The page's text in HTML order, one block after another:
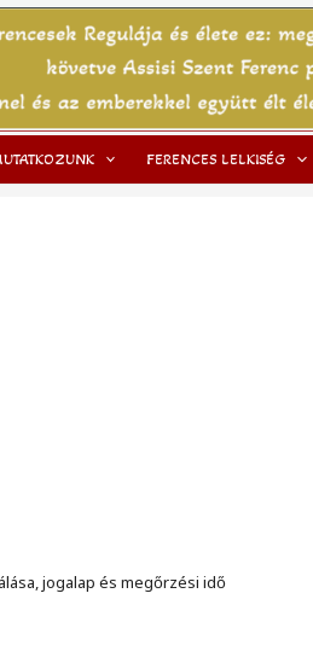
FERENCES LELKISÉG
jogalap és megőrzési idő